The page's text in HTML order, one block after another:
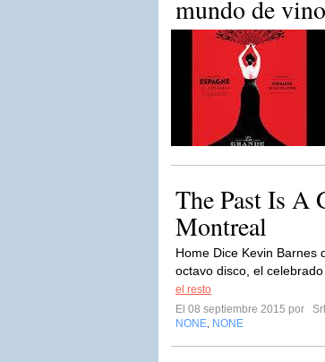
mundo de
The Past Is A
Montreal
Home Dice Kevin Barnes
octavo disco, el
el resto
El 08 septiembre 2015 por
NONE NONE